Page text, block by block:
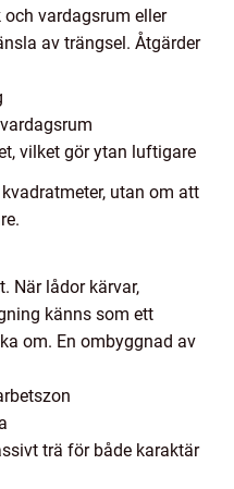
vardagsrum eller
av trängsel. Åtgärder
vilket gör ytan luftigare
utan om att
När lådor kärvar,
känns som ett
om. En ombyggnad av
trä för både karaktär